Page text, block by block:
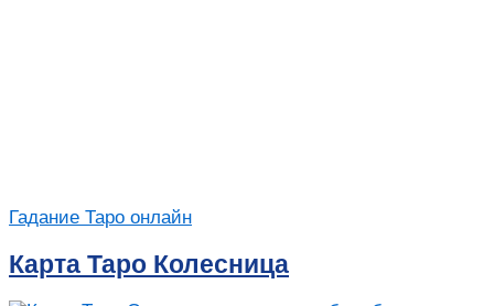
Гадание Таро онлайн
Карта Таро Колесница